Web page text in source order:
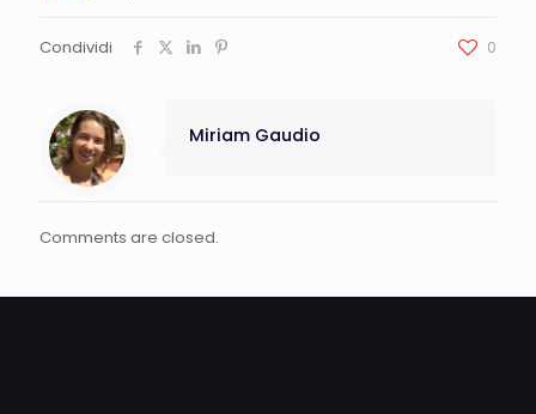
Condividi 0
Miriam Gaudio
Comments are closed.